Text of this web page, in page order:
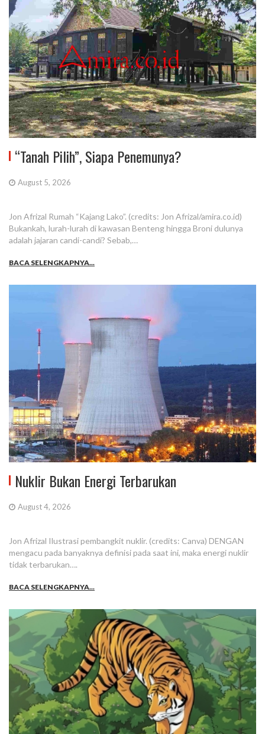
“Tanah Pilih”, Siapa Penemunya?
August 5, 2026
Jon Afrizal Rumah “Kajang Lako”. (credits: Jon Afrizal/amira.co.id)
Bukankah, lurah-lurah di kawasan Benteng hingga Broni dulunya
adalah jajaran candi-candi? Sebab,…
BACA SELENGKAPNYA...
Nuklir Bukan Energi Terbarukan
August 4, 2026
Jon Afrizal Ilustrasi pembangkit nuklir. (credits: Canva) DENGAN
mengacu pada banyaknya definisi pada saat ini, maka energi nuklir
tidak terbarukan….
BACA SELENGKAPNYA...